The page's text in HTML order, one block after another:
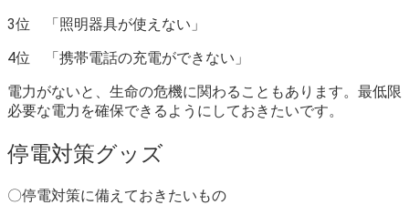
3位 「照明器具が使えない」
4位 「携帯電話の充電ができない」
電力がないと、生命の危機に関わることもあります。 最低限
必要な電力を確保できるようにしておきたいです。
停電対策グッズ
〇停電対策に備えておきたいもの